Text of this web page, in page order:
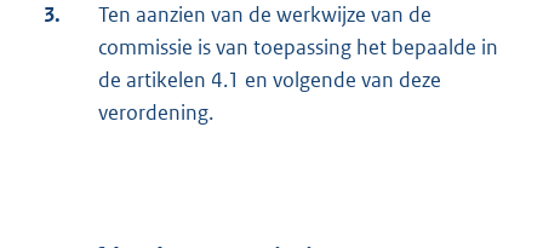
3.
Ten aanzien van de werkwijze van de
commissie is van toepassing het bepaalde in
de artikelen 4.1 en volgende van deze
verordening.